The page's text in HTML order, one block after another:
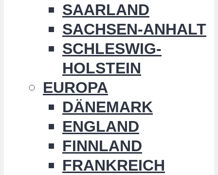
SAARLAND
SACHSEN-ANHALT
SCHLESWIG-
HOLSTEIN
EUROPA
DÄNEMARK
ENGLAND
FINNLAND
FRANKREICH